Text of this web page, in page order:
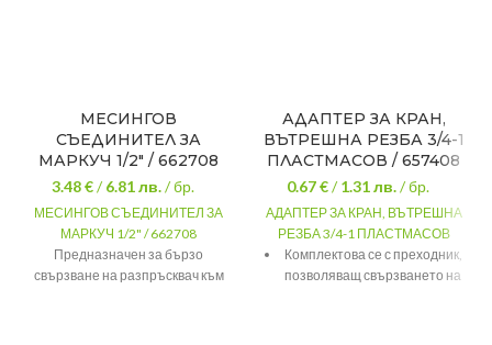
МЕСИНГОВ
СЪЕДИНИТЕЛ ЗА
МАРКУЧ 1/2″ / 662708
3.48 €/6.81лв./ бр.
МЕСИНГОВ СЪЕДИНИТЕЛ ЗА
МАРКУЧ 1/2" / 662708
Предназначен за бързо
свързване на разпръсквач към
АДАПТЕР ЗА КРАН,
ВЪТРЕШНА РЕЗБА 3/4-1
ПЛАСТМАСОВ / 657408
0.67 €/1.31лв./ бр.
АДАПТЕР ЗА КРАН, ВЪТРЕШНА
РЕЗБА 3/4-1 ПЛАСТМАСОВ
Комплектова се с преходник,
позволяващ свързването на